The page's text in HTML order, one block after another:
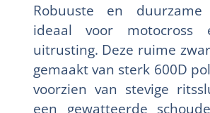
Robuuste en
ideaal voor motocross
uitrusting. Deze ruime
gemaakt van sterk 600D
voorzien van stevige
een gewatteerde